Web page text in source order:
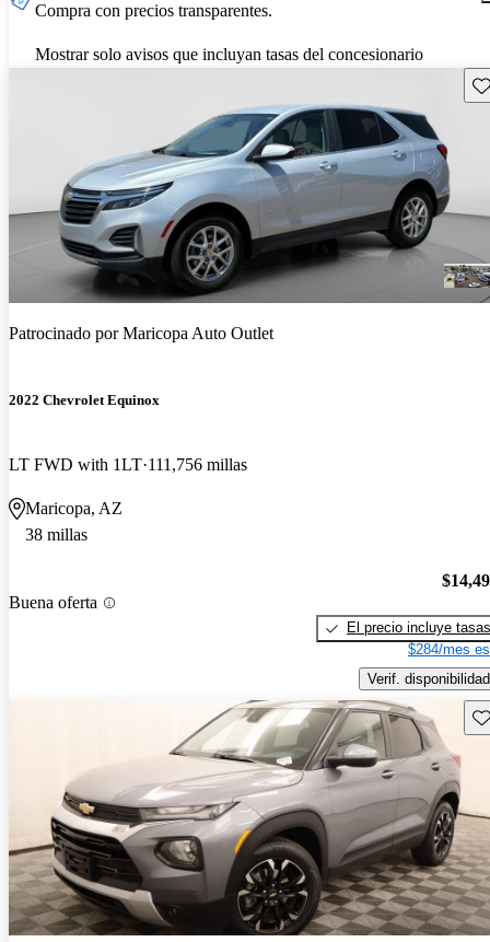
Compra con precios transparentes.
Mostrar solo avisos que incluyan tasas del concesionario
Patrocinado porMaricopa Auto Outlet
2022 Chevrolet Equinox
LT FWD with 1LT 111,756 millas
Maricopa, AZ
38 millas
Buena oferta
El precio incluye tasas
$284/mes
Verif. disponibilidad